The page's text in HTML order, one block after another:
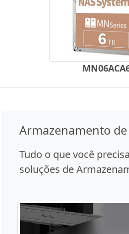
Armazenamento
Tudo o que você
soluções de